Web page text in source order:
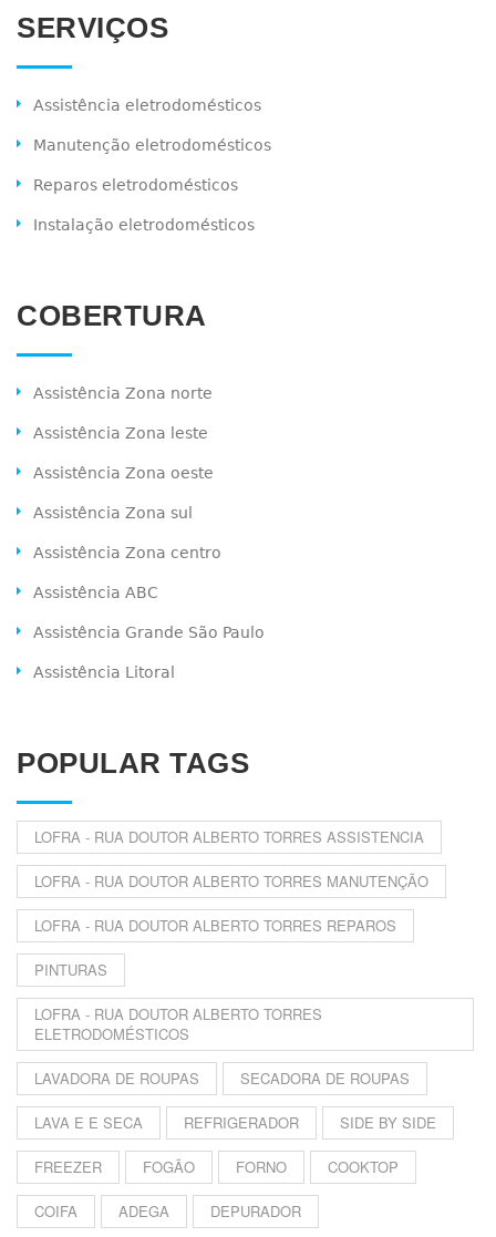
SERVIÇOS
Assistência eletrodomésticos
Manutenção eletrodomésticos
Reparos eletrodomésticos
Instalação eletrodomésticos
COBERTURA
Assistência Zona norte
Assistência Zona leste
Assistência Zona oeste
Assistência Zona sul
Assistência Zona centro
Assistência ABC
Assistência Grande São Paulo
Assistência Litoral
POPULAR TAGS
LOFRA - RUA DOUTOR ALBERTO TORRES ASSISTENCIA
LOFRA - RUA DOUTOR ALBERTO TORRES MANUTENÇÃO
LOFRA - RUA DOUTOR ALBERTO TORRES REPAROS
PINTURAS
LOFRA - RUA DOUTOR ALBERTO TORRES
ELETRODOMÉSTICOS
LAVADORA DE ROUPAS SECADORA DE ROUPAS
LAVA E E SECA REFRIGERADOR SIDE BY SIDE
FREEZER FOGÃO FORNO COOKTOP
COIFA ADEGA DEPURADOR